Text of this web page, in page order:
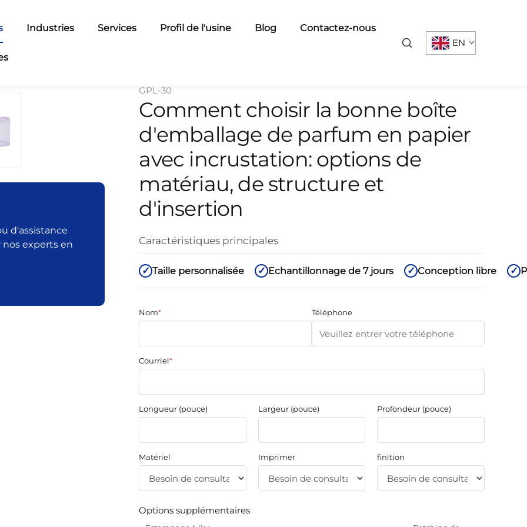
Industries Services Profil de l'usine Blog Contactez-nous
EN
d'assistance
experts en
GPL-30
Comment choisir la bonne boîte
d'emballage de parfum en papier
avec incrustation: options de
matériau, de structure et
d'insertion
Caractéristiques principales
Taille personnalisée Echantillonnage de 7 jours Conception libre
Nom* Téléphone
Courriel*
Longueur (pouce) Largeur (pouce) Profondeur (pouce)
Matériel Imprimer finition
Options supplémentaires